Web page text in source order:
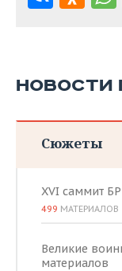
НОВОСТИ
Сюжеты
XVI саммит
499 МАТЕРИАЛОВ
Великие
материалов